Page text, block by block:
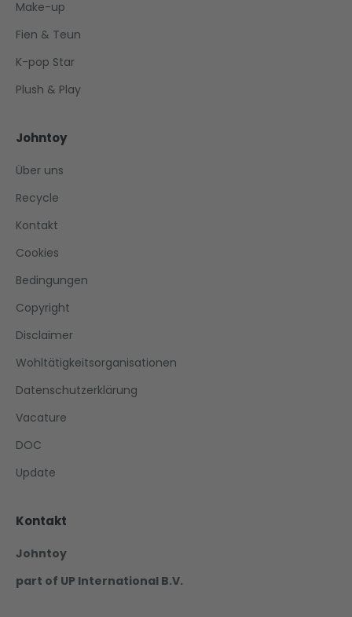
Make-up
Fien & Teun
K-pop Star
Plush & Play
Johntoy
Über uns
Recycle
Kontakt
Cookies
Bedingungen
Copyright
Disclaimer
Wohltätigkeitsorganisationen
Datenschutzerklärung
Vacature
DOC
Update
Kontakt
Johntoy
part of UP International B.V.